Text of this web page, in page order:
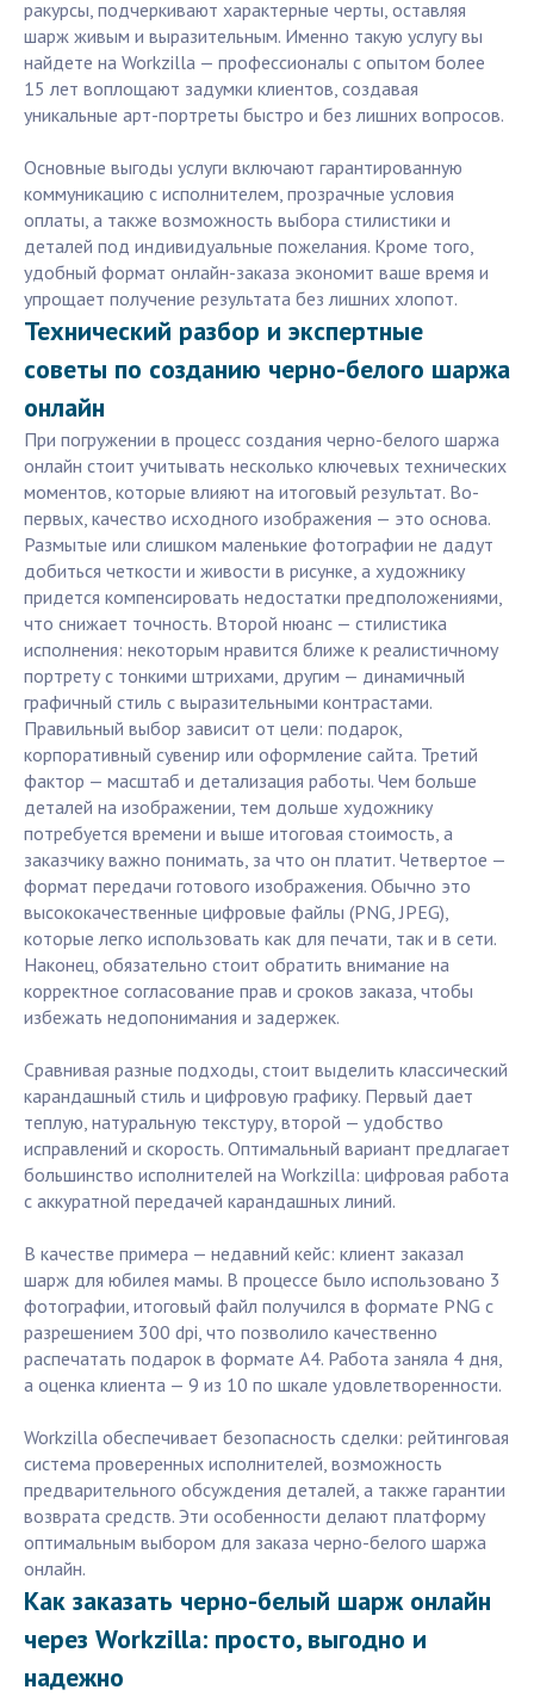
ракурсы, подчеркивают характерные черты, оставляя
шарж живым и выразительным. Именно такую услугу вы
найдете на Workzilla — профессионалы с опытом более
15 лет воплощают задумки клиентов, создавая
уникальные арт-портреты быстро и без лишних вопросов.
Основные выгоды услуги включают гарантированную
коммуникацию с исполнителем, прозрачные условия
оплаты, а также возможность выбора стилистики и
деталей под индивидуальные пожелания. Кроме того,
удобный формат онлайн-заказа экономит ваше время и
упрощает получение результата без лишних хлопот.
Технический разбор и экспертные
советы по созданию черно-белого шаржа
онлайн
При погружении в процесс создания черно-белого шаржа
онлайн стоит учитывать несколько ключевых технических
моментов, которые влияют на итоговый результат. Во-
первых, качество исходного изображения — это основа.
Размытые или слишком маленькие фотографии не дадут
добиться четкости и живости в рисунке, а художнику
придется компенсировать недостатки предположениями,
что снижает точность. Второй нюанс — стилистика
исполнения: некоторым нравится ближе к реалистичному
портрету с тонкими штрихами, другим — динамичный
графичный стиль с выразительными контрастами.
Правильный выбор зависит от цели: подарок,
корпоративный сувенир или оформление сайта. Третий
фактор — масштаб и детализация работы. Чем больше
деталей на изображении, тем дольше художнику
потребуется времени и выше итоговая стоимость, а
заказчику важно понимать, за что он платит. Четвертое —
формат передачи готового изображения. Обычно это
высококачественные цифровые файлы (PNG, JPEG),
которые легко использовать как для печати, так и в сети.
Наконец, обязательно стоит обратить внимание на
корректное согласование прав и сроков заказа, чтобы
избежать недопонимания и задержек.
Сравнивая разные подходы, стоит выделить классический
карандашный стиль и цифровую графику. Первый дает
теплую, натуральную текстуру, второй — удобство
исправлений и скорость. Оптимальный вариант предлагает
большинство исполнителей на Workzilla: цифровая работа
с аккуратной передачей карандашных линий.
В качестве примера — недавний кейс: клиент заказал
шарж для юбилея мамы. В процессе было использовано 3
фотографии, итоговый файл получился в формате PNG с
разрешением 300 dpi, что позволило качественно
распечатать подарок в формате А4. Работа заняла 4 дня,
а оценка клиента — 9 из 10 по шкале удовлетворенности.
Workzilla обеспечивает безопасность сделки: рейтинговая
система проверенных исполнителей, возможность
предварительного обсуждения деталей, а также гарантии
возврата средств. Эти особенности делают платформу
оптимальным выбором для заказа черно-белого шаржа
онлайн.
Как заказать черно-белый шарж онлайн
через Workzilla: просто, выгодно и
надежно